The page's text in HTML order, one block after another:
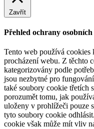
Zavřít
Přehled ochrany
Tento web používá cookies
procházení webu. Z těchto
kategorizovány podle
jsou nezbytné pro
také soubory cookie třetích
porozumět tomu, jak
uloženy v prohlížeči pouze
tyto soubory cookie
cookie však může mít vliv